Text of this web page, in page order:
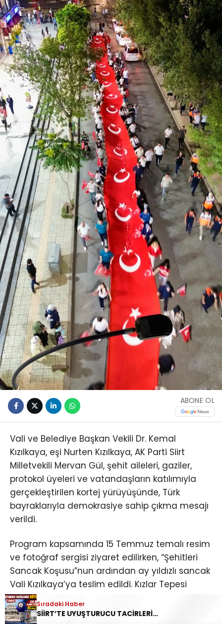
Sıradaki Haber
SİİRT’TE UYUŞTURUCU TACİRLERİNE BÜYÜK DARBE! 170 KİLOGRAM KUBAR ESRAR ELE GEÇİRİLDİ 1 ŞÜPHELİ TUTUKLANDI
ABONE OL
Vali ve Belediye Başkan Vekili Dr. Kemal
Kızılkaya, eşi Nurten Kızılkaya, AK Parti Siirt
Milletvekili Mervan Gül, şehit aileleri, gaziler,
protokol üyeleri ve vatandaşların katılımıyla
gerçekleştirilen kortej yürüyüşünde, Türk
bayraklarıyla demokrasiye sahip çıkma mesajı
verildi.
Program kapsamında 15 Temmuz temalı resim
ve fotoğraf sergisi ziyaret edilirken, “Şehitleri
Sancak Koşusu”nun ardından ay yıldızlı sancak
Vali Kızılkaya’ya teslim edildi. Kızlar Tepesi
Sosyal Tesisleri’nde devam eden programda
Kur’an-ı Kerim tilaveti, dualar, sinevizyon